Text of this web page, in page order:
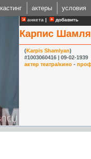
анкета | добавить
Карпис
(Karpis Shamlyan)
#1003060416 | 09-02-1939
актер театра/кино -
кастинг актеры условия